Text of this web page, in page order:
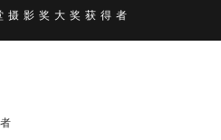
影奖大奖获得者